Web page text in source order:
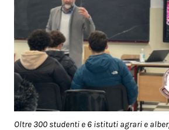
Oltre 300 studenti e 6 istituti agrari e